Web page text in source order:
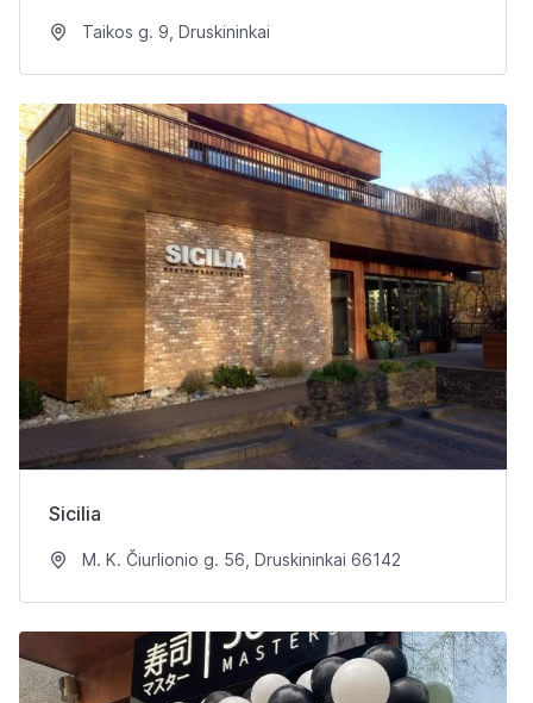
Taikos g. 9, Druskininkai
Sicilia
M. K. Čiurlionio g. 56, Druskininkai 66142